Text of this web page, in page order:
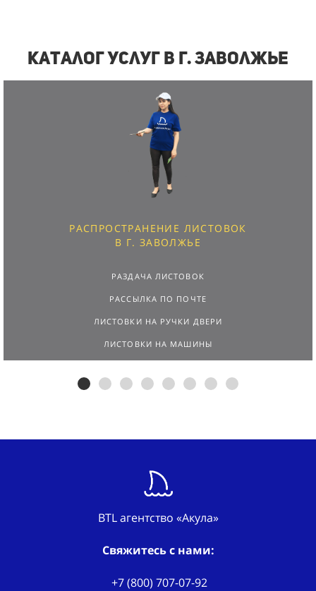
Каталог услуг в г. Заволжье
РАСПРОСТРАНЕНИЕ ЛИСТОВОК
В Г. ЗАВОЛЖЬЕ
РАЗДАЧА ЛИСТОВОК
РАССЫЛКА ПО ПОЧТЕ
ЛИСТОВКИ НА РУЧКИ ДВЕРИ
ЛИСТОВКИ НА МАШИНЫ
BTL агентство «Акула»
Свяжитесь с нами:
+7 (800) 707-07-92